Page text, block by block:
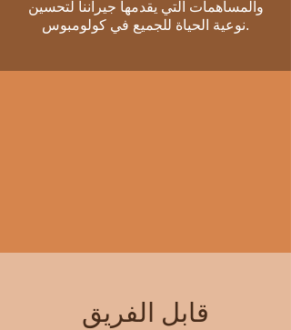
والمساهمات التي يقدمها جيراننا لتحسين
نوعية الحياة للجميع في كولومبوس.
قابل الفريق